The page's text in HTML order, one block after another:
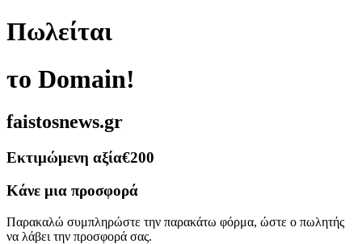
Πωλείται
το Domain!
faistosnews.gr
Εκτιμώμενη αξία€200
Κάνε μια προσφορά
Παρακαλώ συμπληρώστε την παρακάτω φόρμα, ώστε ο πωλητής
να λάβει την προσφορά σας.